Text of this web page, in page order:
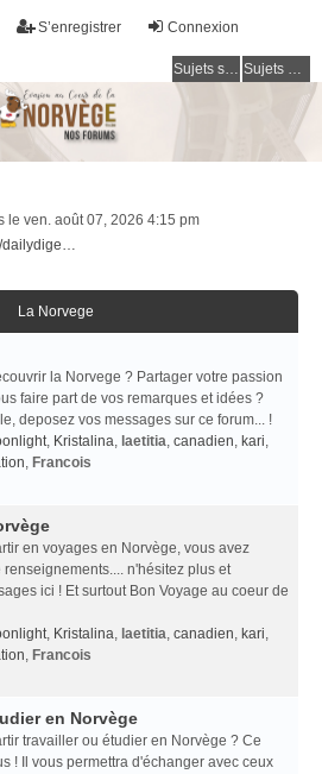
Connexion
S’enregistrer
Sujets sans réponse Sujets actifs
le ven. août 07, 2026 4:15 pm
https://dailydigesthub.com
La Norvege
la Norvege ? Partager votre passion
faire part de vos remarques et idées ?
deposez vos messages sur ce forum... !
, Kristalina, laetitia, canadien, kari,
, Francois
en voyages en Norvège, vous avez
n'hésitez plus et
ici ! Et surtout Bon Voyage au coeur de
, Kristalina, laetitia, canadien, kari,
, Francois
en Norvège
travailler ou étudier en Norvège ? Ce
! Il vous permettra d'échanger avec ceux